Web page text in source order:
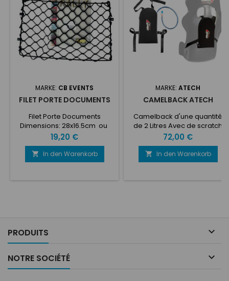
MARKE: CB EVENTS
FILET PORTE DOCUMENTS
Filet Porte Documents
Dimensions: 28x16.5cm ou
38.5x20cm
Preis
19,20 €
 In den Warenkorb
MARKE: ATECH
CAMELBACK ATECH
Camelback d'une quantité
de 2 Litres Avec de scratch
de connexion pour siège
Preis
72,00 €
 In den Warenkorb
PRODUITS 
NOTRE SOCIÉTÉ 